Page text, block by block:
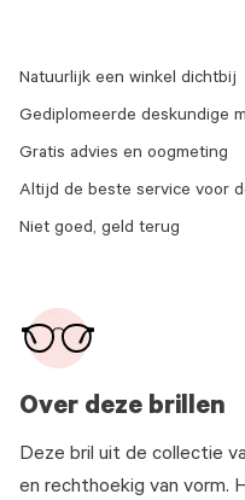
Over deze brillen
Deze bril uit de collectie
en rechthoekig van vorm.
Natuurlijk een winkel dichtbij
Gediplomeerde deskundige
Gratis advies en oogmeting
Altijd de beste service voor
Niet goed, geld terug